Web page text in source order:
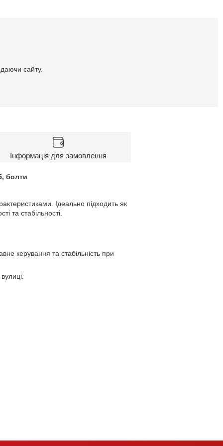
сайту.
Інформація для замовлення
болти
Ідеально підходить як
та стабільності.
керування та стабільність при